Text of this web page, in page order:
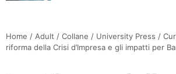
Home / Adult / Collane / University Press /
riforma della Crisi d’Impresa e gli impatti per